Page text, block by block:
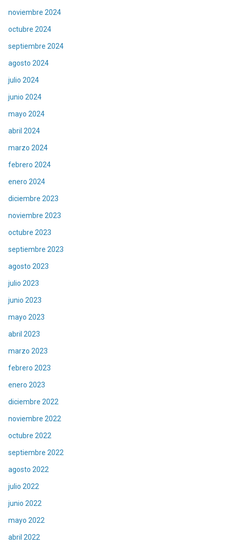
noviembre 2024
octubre 2024
septiembre 2024
agosto 2024
julio 2024
junio 2024
mayo 2024
abril 2024
marzo 2024
febrero 2024
enero 2024
diciembre 2023
noviembre 2023
octubre 2023
septiembre 2023
agosto 2023
julio 2023
junio 2023
mayo 2023
abril 2023
marzo 2023
febrero 2023
enero 2023
diciembre 2022
noviembre 2022
octubre 2022
septiembre 2022
agosto 2022
julio 2022
junio 2022
mayo 2022
abril 2022